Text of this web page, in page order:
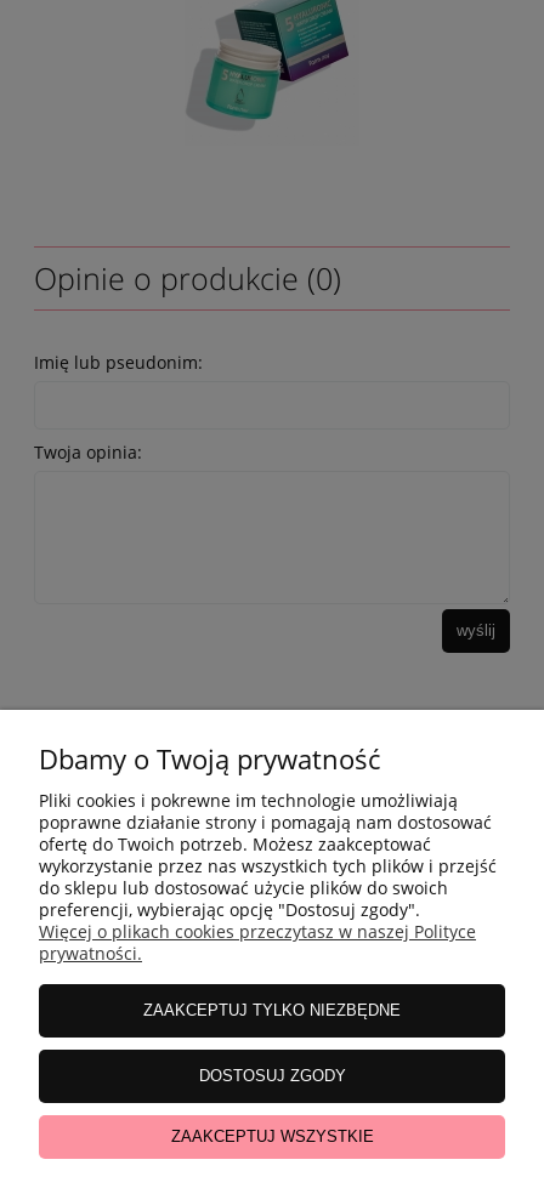
Opinie o produkcie (0)
Imię lub pseudonim:
Twoja opinia:
wyślij
10 KROKÓW KOREAŃSKIEJ PIELĘGANCJI
INFORMACJE
ZAKUPY
MOJE KONTO
WSPÓŁPRACA
Dbamy o Twoją prywatność
Pliki cookies i pokrewne im technologie umożliwiają
poprawne działanie strony i pomagają nam dostosować
ofertę do Twoich potrzeb. Możesz zaakceptować
wykorzystanie przez nas wszystkich tych plików i przejść
do sklepu lub dostosować użycie plików do swoich
preferencji, wybierając opcję "Dostosuj zgody".
Więcej o plikach cookies przeczytasz w naszej Polityce
prywatności.
ZAAKCEPTUJ TYLKO NIEZBĘDNE
DOSTOSUJ ZGODY
ZAAKCEPTUJ WSZYSTKIE